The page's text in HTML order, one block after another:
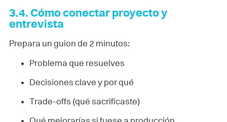
3.4. Cómo conectar proyecto y
entrevista
Prepara un guion de 2 minutos:
Problema que resuelves
Decisiones clave y por qué
Trade-offs (qué sacrificaste)